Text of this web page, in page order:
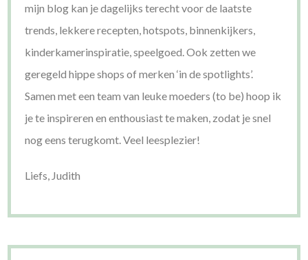
mijn blog kan je dagelijks terecht voor de laatste
trends, lekkere recepten, hotspots, binnenkijkers,
kinderkamerinspiratie, speelgoed. Ook zetten we
geregeld hippe shops of merken ‘in de spotlights’.
Samen met een team van leuke moeders (to be) hoop ik
je te inspireren en enthousiast te maken, zodat je snel
nog eens terugkomt. Veel leesplezier!
Liefs, Judith